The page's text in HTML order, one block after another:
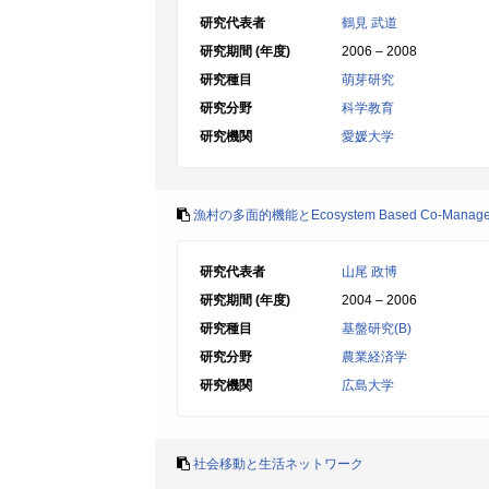
研究代表者
鶴見 武道
研究期間 (年度)
2006 – 2008
研究種目
萌芽研究
研究分野
科学教育
研究機関
愛媛大学
漁村の多面的機能とEcosystem Based Co-
研究代表者
山尾 政博
研究期間 (年度)
2004 – 2006
研究種目
基盤研究(B)
研究分野
農業経済学
研究機関
広島大学
社会移動と生活ネットワーク